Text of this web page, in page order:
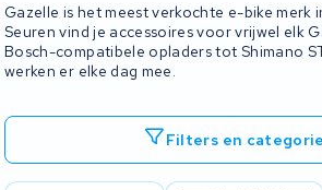
Gazelle is het meest verkochte e-bike merk
Seuren vind je accessoires voor vrijwel elk
Bosch-compatibele opladers tot Shimano
werken er elke dag mee.
Filters en
Gratis verzending Altijd een